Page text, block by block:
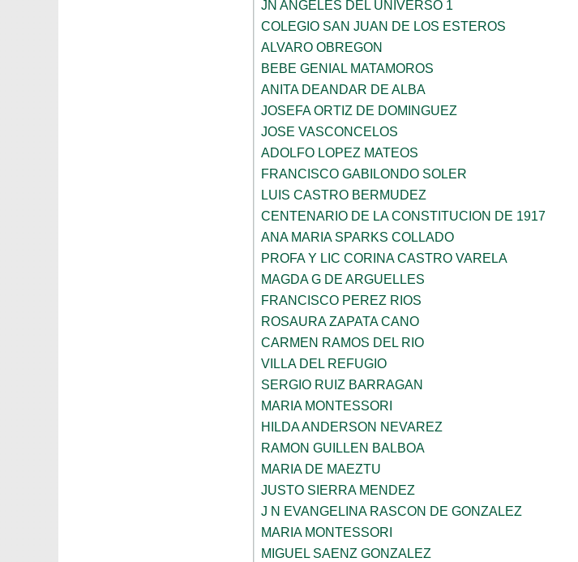
JN ANGELES DEL UNIVERSO 1
COLEGIO SAN JUAN DE LOS ESTEROS
ALVARO OBREGON
BEBE GENIAL MATAMOROS
ANITA DEANDAR DE ALBA
JOSEFA ORTIZ DE DOMINGUEZ
JOSE VASCONCELOS
ADOLFO LOPEZ MATEOS
FRANCISCO GABILONDO SOLER
LUIS CASTRO BERMUDEZ
CENTENARIO DE LA CONSTITUCION DE 1917
ANA MARIA SPARKS COLLADO
PROFA Y LIC CORINA CASTRO VARELA
MAGDA G DE ARGUELLES
FRANCISCO PEREZ RIOS
ROSAURA ZAPATA CANO
CARMEN RAMOS DEL RIO
VILLA DEL REFUGIO
SERGIO RUIZ BARRAGAN
MARIA MONTESSORI
HILDA ANDERSON NEVAREZ
RAMON GUILLEN BALBOA
MARIA DE MAEZTU
JUSTO SIERRA MENDEZ
J N EVANGELINA RASCON DE GONZALEZ
MARIA MONTESSORI
MIGUEL SAENZ GONZALEZ